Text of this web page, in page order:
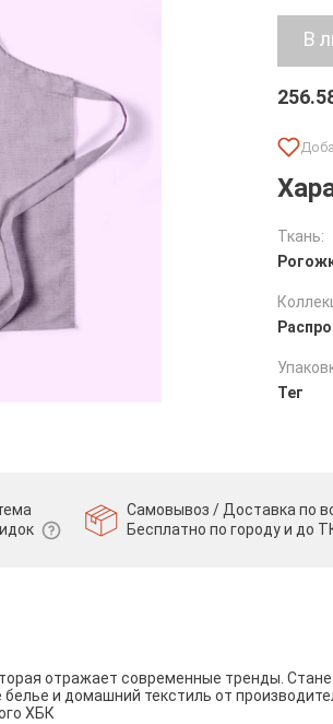
Ткань:
Тег
Самовывоз / Доставка по
Бесплатно по городу и до
отражает современные тренды.
и домашний текстиль от
ХБК